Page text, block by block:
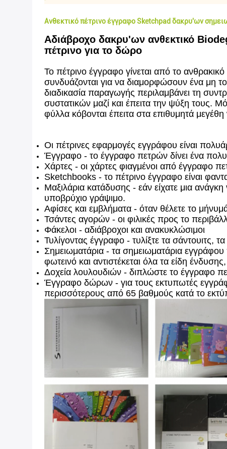
Ανθεκτικό πέτρινο έγγραφο Sketchpad δακρυ'ων
Αδιάβροχο δακρυ'ων ανθεκτικό
πέτρινο για το δώρο
Το πέτρινο έγγραφο γίνεται από το
συνδυάζονται για να διαμορφώσουν ένα μη
διαδικασία παραγωγής περιλαμβάνει τη
συστατικών μαζί και έπειτα την ψύξη τους.
φύλλα κόβονται έπειτα στα επιθυμητά
Οι πέτρινες εφαρμογές εγγράφου είναι
Έγγραφο - το έγγραφο πετρών δίνει ένα
Χάρτες - οι χάρτες φιαγμένοι από έγγραφο
Sketchbooks - το πέτρινο έγγραφο είναι
Μαξιλάρια κατάδυσης - εάν είχατε μια
υποβρύχιο γράψιμο.
Αφίσες και εμβλήματα - όταν θέλετε το
Τσάντες αγορών - οι φιλικές προς το
Φάκελοι - αδιάβροχοι και ανακυκλώσιμοι
Τυλίγοντας έγγραφο - τυλίξτε τα σάντουιτς,
Σημειωματάρια - τα σημειωματάρια εγγράφου
φωτεινό και αντιστέκεται όλα τα είδη
Δοχεία λουλουδιών - διπλώστε το έγγραφο
Έγγραφο δώρων - για τους εκτυπωτές
περισσότερους από 65 βαθμούς κατά το